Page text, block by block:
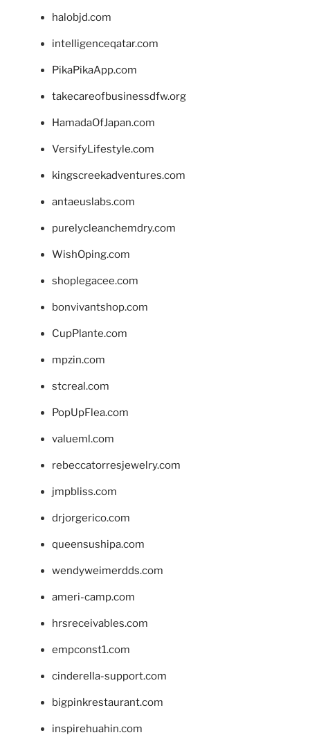
halobjd.com
intelligenceqatar.com
PikaPikaApp.com
takecareofbusinessdfw.org
HamadaOfJapan.com
VersifyLifestyle.com
kingscreekadventures.com
antaeuslabs.com
purelycleanchemdry.com
WishOping.com
shoplegacee.com
bonvivantshop.com
CupPlante.com
mpzin.com
stcreal.com
PopUpFlea.com
valueml.com
rebeccatorresjewelry.com
jmpbliss.com
drjorgerico.com
queensushipa.com
wendyweimerdds.com
ameri-camp.com
hrsreceivables.com
empconst1.com
cinderella-support.com
bigpinkrestaurant.com
inspirehuahin.com